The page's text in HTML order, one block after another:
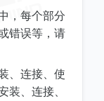
，每个部分
错误等，请
、连接、使
装、连接、